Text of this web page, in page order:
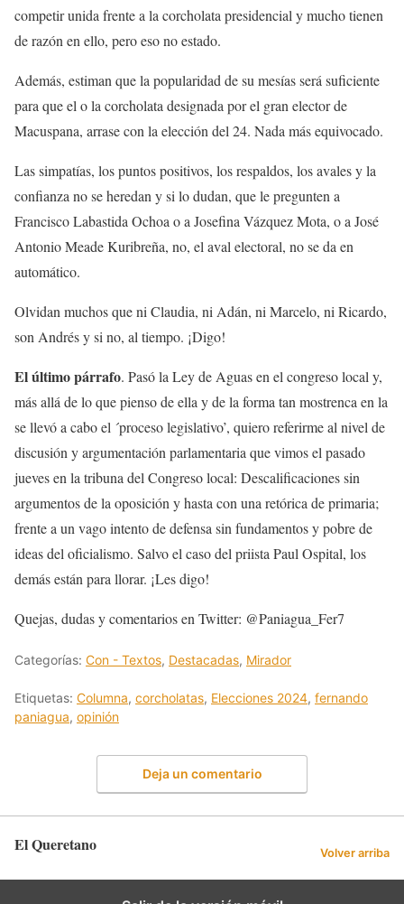
competir unida frente a la corcholata presidencial y mucho tienen
de razón en ello, pero eso no estado.
Además, estiman que la popularidad de su mesías será suficiente
para que el o la corcholata designada por el gran elector de
Macuspana, arrase con la elección del 24. Nada más equivocado.
Las simpatías, los puntos positivos, los respaldos, los avales y la
confianza no se heredan y si lo dudan, que le pregunten a
Francisco Labastida Ochoa o a Josefina Vázquez Mota, o a José
Antonio Meade Kuribreña, no, el aval electoral, no se da en
automático.
Olvidan muchos que ni Claudia, ni Adán, ni Marcelo, ni Ricardo,
son Andrés y si no, al tiempo. ¡Digo!
El último párrafo. Pasó la Ley de Aguas en el congreso local y,
más allá de lo que pienso de ella y de la forma tan mostrenca en la
se llevó a cabo el ´proceso legislativo’, quiero referirme al nivel de
discusión y argumentación parlamentaria que vimos el pasado
jueves en la tribuna del Congreso local: Descalificaciones sin
argumentos de la oposición y hasta con una retórica de primaria;
frente a un vago intento de defensa sin fundamentos y pobre de
ideas del oficialismo. Salvo el caso del priista Paul Ospital, los
demás están para llorar. ¡Les digo!
Quejas, dudas y comentarios en Twitter: @Paniagua_Fer7
Categorías: Con - Textos, Destacadas, Mirador
Etiquetas: Columna, corcholatas, Elecciones 2024, fernando
paniagua, opinión
Deja un comentario
El Queretano Volver arriba